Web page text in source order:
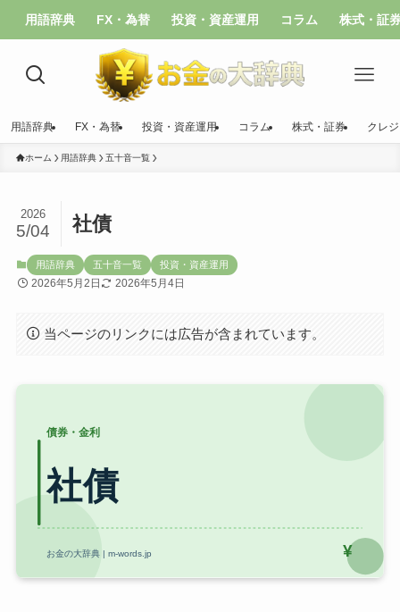
用語辞典 FX・為替 投資・資産運用 コラム 株式・証
用語辞典 FX・為替 投資・資産運用 コラム 株式・証券 クレ
ホーム 用語辞典 五十音一覧
社債
2026
5/04
用語辞典 五十音一覧 投資・資産運用
2026年5月2日 2026年5月4日
当ページのリンクには広告が含まれています。